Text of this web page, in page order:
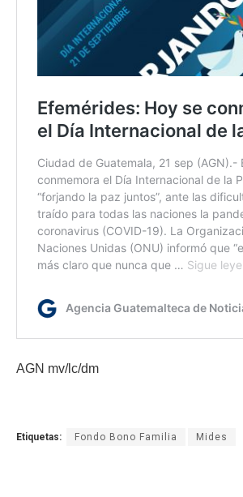
AGN mv/lc/dm
Etiquetas: Fondo Bono Familia Mides